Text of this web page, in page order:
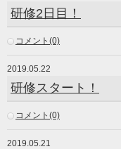
研修2日目！
コメント(0)
2019.05.22
研修スタート！
コメント(0)
2019.05.21